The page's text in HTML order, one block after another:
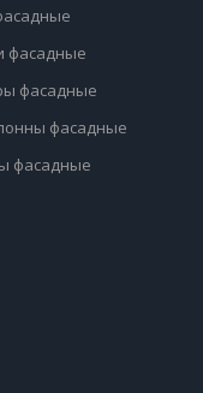
фасадные
фасадные
фасадные
фасадные